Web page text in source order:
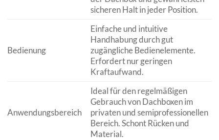
sicheren Halt in jeder Position.
Bedienung
Einfache und intuitive
Handhabung durch gut
zugängliche Bedienelemente.
Erfordert nur geringen
Kraftaufwand.
Anwendungsbereich
Ideal für den regelmäßigen
Gebrauch von Dachboxen im
privaten und semiprofessionellen
Bereich. Schont Rücken und
Material.